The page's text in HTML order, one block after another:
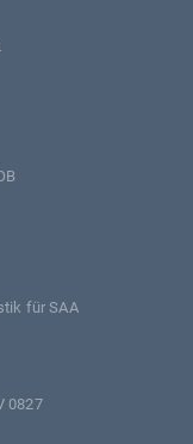
für SAA
0827